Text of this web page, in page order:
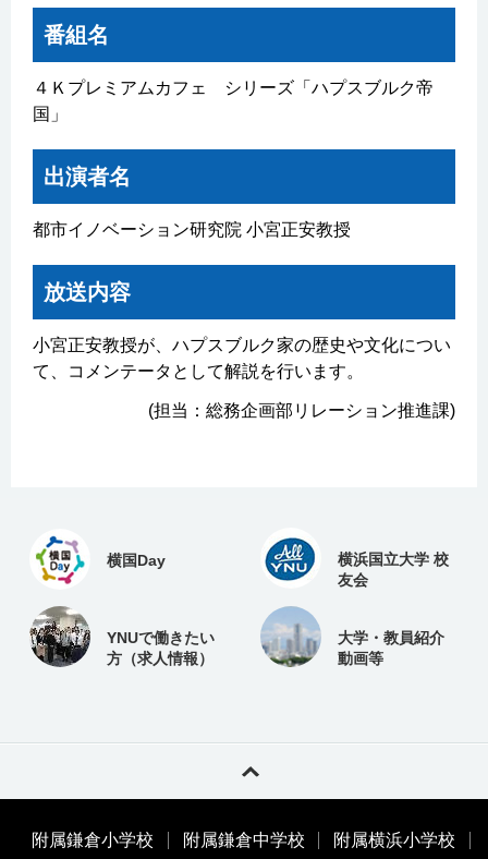
番組名
４Ｋプレミアムカフェ シリーズ「ハプスブルク帝
国」
出演者名
都市イノベーション研究院 小宮正安教授
放送内容
小宮正安教授が、ハプスブルク家の歴史や文化につい
て、コメンテータとして解説を行います。
(担当：総務企画部リレーション推進課)
横国Day
横浜国立大学 校
友会
YNUで働きたい
方（求人情報）
大学・教員紹介
動画等
附属鎌倉小学校 附属鎌倉中学校 附属横浜小学校